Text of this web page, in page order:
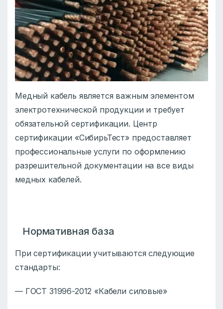
Медный кабель является важным элементом
электротехнической продукции и требует
обязательной сертификации. Центр
сертификации «СибирьТест» предоставляет
профессиональные услуги по оформлению
разрешительной документации на все виды
медных кабелей.
Нормативная база
При сертификации учитываются следующие
стандарты:
— ГОСТ 31996-2012 «Кабели силовые»